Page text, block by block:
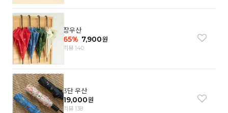
장우산
65% 7,900원
리뷰 140
3단 우산
19,000원
리뷰 138